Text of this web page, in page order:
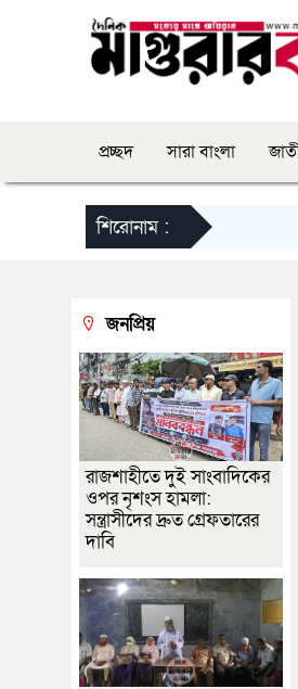
প্রচ্ছদ সারা বাংলা
শিরোনাম :
জনপ্রিয়
রাজশাহীতে দুই সাংবাদিকের
ওপর নৃশংস হামলা:
সন্ত্রাসীদের দ্রুত গ্রেফতারের
দাবি